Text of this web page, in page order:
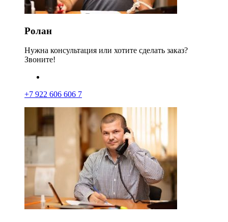
Ролан
Нужна консультация или хотите сделать заказ?
Звоните!
+7 922 606 606 7